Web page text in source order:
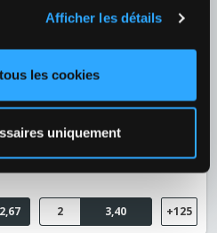
Afficher les détails
les cookies
uniquement
2,67 3,40
2 +125